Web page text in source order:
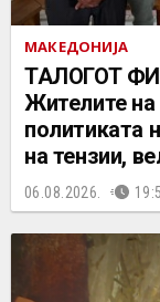
МАКЕДОНИЈА
ТАЛОГОТ
Жителите на
политиката
на тензии,
06.08.2026.